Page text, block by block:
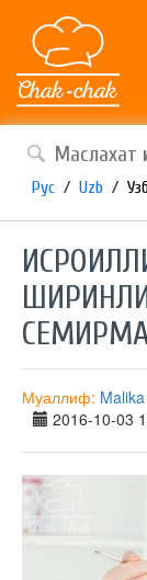
Рус / Uzb /
Муаллиф: Malika
2016-10-03